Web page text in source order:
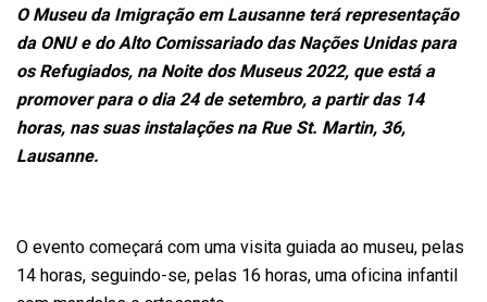
O Museu da Imigração em Lausanne terá representação
da ONU e do Alto Comissariado das Nações Unidas para
os Refugiados, na Noite dos Museus 2022, que está a
promover para o dia 24 de setembro, a partir das 14
horas, nas suas instalações na Rue St. Martin, 36,
Lausanne.
O evento começará com uma visita guiada ao museu, pelas
14 horas, seguindo-se, pelas 16 horas, uma oficina infantil